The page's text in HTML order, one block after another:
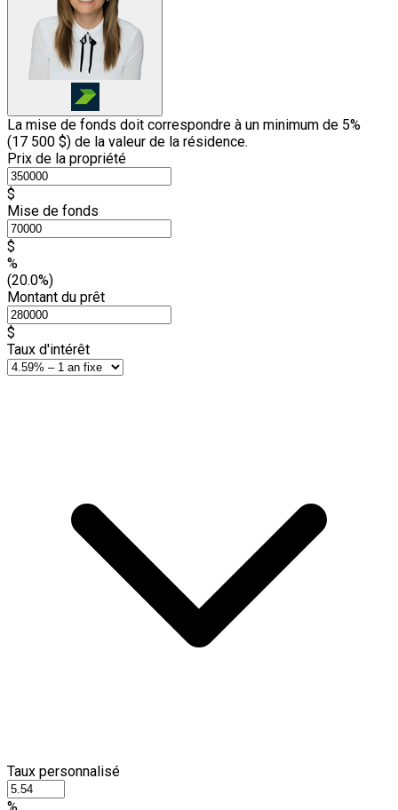
La mise de fonds doit correspondre à un minimum de 5%
(17 500 $) de la valeur de la résidence.
Prix de la propriété
$
Mise de fonds
$
%
(20.0%)
Montant du prêt
$
Taux d'intérêt
Taux personnalisé